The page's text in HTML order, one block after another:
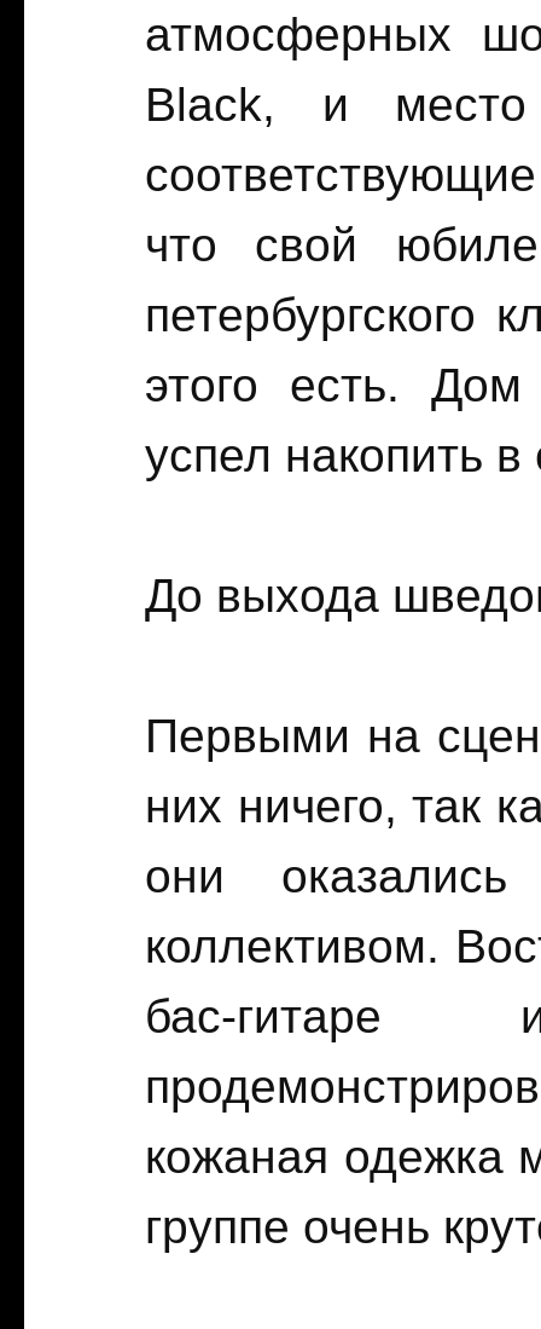
атмосферных
Black, и
что свой
петербургского
этого есть.
успел накопить
До выхода
Первыми на
них ничего, так
они
коллективом.
бас-гитаре
кожаная одежка
группе очень